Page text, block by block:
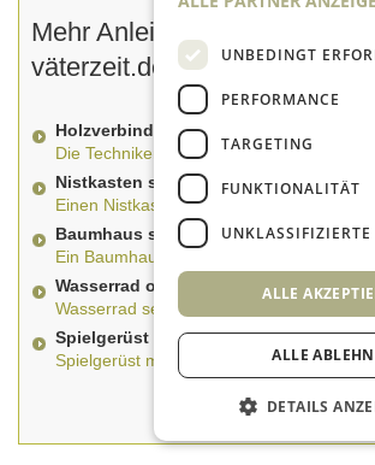
Mehr Anleitungen zum selber
väterzeit.de
Holzverbindungen - Leimen,
Die Techniken der Holzverbindung
Nistkasten selber bauen
Einen Nistkasten selber bauen
Baumhaus selber bauen
Ein Baumhaus selber bauen - so geht's
Wasserrad oder Wassermühle selber
Wasserrad selber bauen mit Kindern
Spielgerüst mit Rutsche selber bauen
Spielgerüst mit Rutsche selber bauen
UNBEDINGT
PERFORMANCE
TARGETING
FUNKTIONALITÄT
UNKLASSIFIZIERTE
ALLE
ALLE
DETAILS